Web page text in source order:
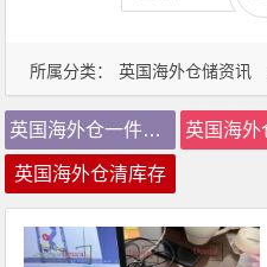
所属分类： 英国海外仓储资讯
英国海外仓一件代发
英国海外仓清库存